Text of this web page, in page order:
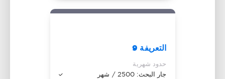
التعريفة 9
حدود شهرية
جار البحث: 2500 / شهر